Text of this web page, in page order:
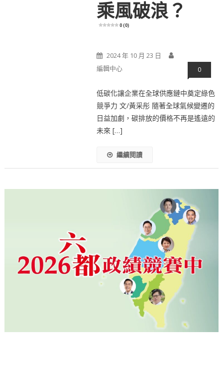
乘風破浪？
0 (0)
2024 年 10 月 23 日
編輯中心
0
低碳化讓企業在全球供應鏈中奠定綠色
競爭力 文/黃采彤 隨著全球氣候變遷的
日益加劇，碳排放的價格不再是遙遠的
未來 […]
繼續閱讀